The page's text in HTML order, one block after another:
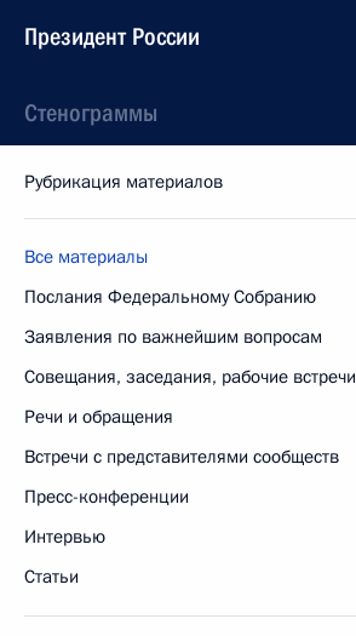
Президент России
Стенограммы
Рубрикация материалов
Все материалы
Послания Федеральному Собранию
Заявления по важнейшим вопросам
Совещания, заседания, рабочие встречи
Речи и обращения
Встречи с представителями сообществ
Пресс-конференции
Интервью
Статьи